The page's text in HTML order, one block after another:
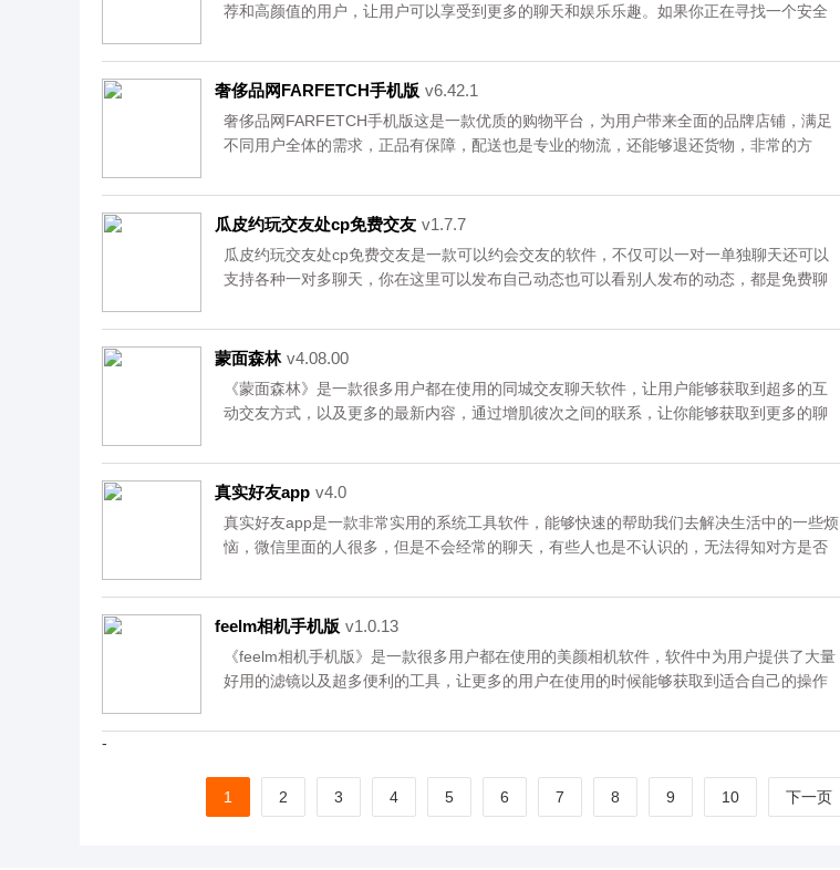
荐和高颜值的用户，让用户可以享受到更多的聊天和娱乐乐趣。如果你正在寻找一个安全
一起聊天娱乐吧！该软件采取实名制，并且严格保护用户的隐私。资源均来自官网，请放
心下载。
奢侈品网FARFETCH手机版 v6.42.1
奢侈品网FARFETCH手机版这是一款优质的购物平台，为用户带来全面的品牌店铺，满足
不同用户全体的需求，正品有保障，配送也是专业的物流，还能够退还货物，非常的方
载。
瓜皮约玩交友处cp免费交友 v1.7.7
​瓜皮约玩交友处cp免费交友是一款可以约会交友的软件，不仅可以一对一单独聊天还可以
支持各种一对多聊天，你在这里可以发布自己动态也可以看别人发布的动态，都是免费聊
位进行匹配。<br />
<br />
蒙面森林 v4.08.00
《蒙面森林》是一款很多用户都在使用的同城交友聊天软件，让用户能够获取到超多的互
动交友方式，以及更多的最新内容，通过增肌彼次之间的联系，让你能够获取到更多的聊
载。
真实好友app v4.0
真实好友app是一款非常实用的系统工具软件，能够快速的帮助我们去解决生活中的一些烦
恼，微信里面的人很多，但是不会经常的聊天，有些人也是不认识的，无法得知对方是否
觉到很不好意思。资源均来自官网，请放心下载。
feelm相机手机版 v1.0.13
《feelm相机手机版》是一款很多用户都在使用的美颜相机软件，软件中为用户提供了大量
好用的滤镜以及超多便利的工具，让更多的用户在使用的时候能够获取到适合自己的操作
来自官网，请放心下载。
-
1 2 3 4 5 6 7 8 9 10 下一页